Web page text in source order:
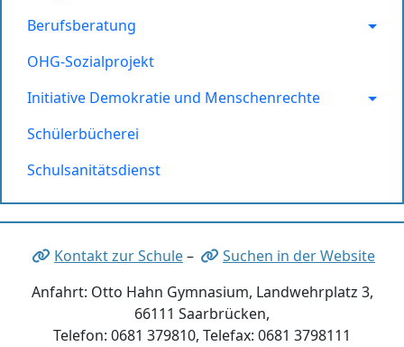
Berufsberatung
OHG-Sozialprojekt
Initiative Demokratie und Menschenrechte
Schülerbücherei
Schulsanitätsdienst
Kontakt zur Schule–
Suchen in der Website
Anfahrt: Otto Hahn Gymnasium, Landwehrplatz 3,
66111 Saarbrücken,
Telefon: 0681 379810, Telefax: 0681 3798111